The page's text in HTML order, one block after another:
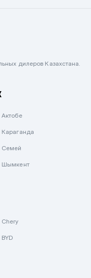
дилеров Казахстана.
Актобе
Караганда
Семей
Шымкент
Chery
BYD